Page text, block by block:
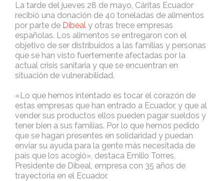
La tarde del jueves 28 de mayo, Cáritas Ecuador
recibió una donación de 40 toneladas de alimentos
por parte de Dibeal y otras trece empresas
españolas. Los alimentos se entregaron con el
objetivo de ser distribuidos a las familias y personas
que se han visto fuertemente afectadas por la
actual crisis sanitaria y que se encuentran en
situación de vulnerabilidad.
«Lo que hemos intentado es tocar el corazón de
estas empresas que han entrado a Ecuador, y que al
vender sus productos ellos pueden pagar sueldos y
tener bien a sus familias. Por lo que hemos pedido
que se hagan presentes en solidaridad y puedan
enviar su ayuda para la gente más necesitada de
país que los acogió», destaca Emilio Torres,
Presidente de Dibeal, empresa con 35 años de
trayectoria en el Ecuador.